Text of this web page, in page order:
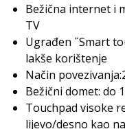
Bežična internet i
TV
Ugrađen ˝Smart
lakše korištenje
Način
Bežični domet: do
Touchpad visoke
lijevo/desno kao